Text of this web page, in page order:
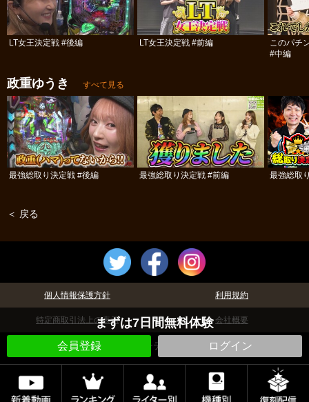
まずは7日間無料体験
会員登録 ログイン
LT女王決定戦 #後編 LT女王決定戦 #前編
このパチ
#中編
政重ゆうき すべて見る
最強総取り決定戦 #後編 最強総取り決定戦 #前編 最強総取
＜ 戻る
個人情報保護方針 利用規約
特定商取引法上の表示 会社概要
©パチテレ！